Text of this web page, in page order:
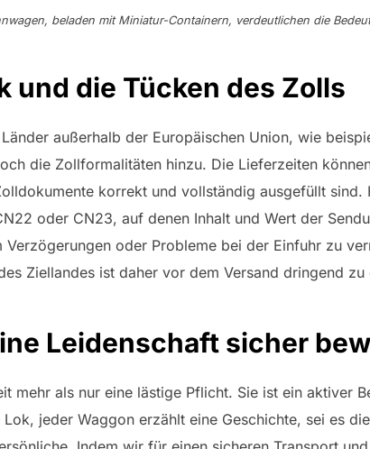
beladen mit Miniatur-Containern, verdeutlichen die
und die Tücken des Zolls
außerhalb der Europäischen Union, wie
die Zollformalitäten hinzu. Die Lieferzeiten
korrekt und vollständig ausgefüllt sind.
oder CN23, auf denen Inhalt und Wert der
Verzögerungen oder Probleme bei der Einfuhr zu
Ziellandes ist daher vor dem Versand dringend zu
Leidenschaft sicher
mehr als nur eine lästige Pflicht. Sie ist ein aktiver
jeder Waggon erzählt eine Geschichte, sei es